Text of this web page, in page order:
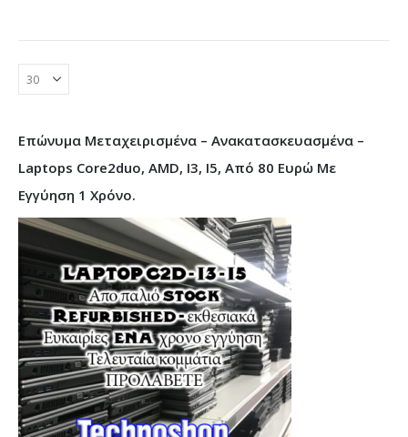
Επώνυμα Μεταχειρισμένα – Ανακατασκευασμένα –
Laptops Core2duo, AMD, I3, I5, Από 80 Ευρώ Με
Εγγύηση 1 Χρόνο.